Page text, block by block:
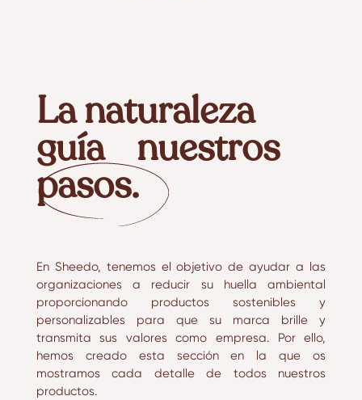
La naturaleza
guía nuestros
pasos.
En Sheedo, tenemos el objetivo de ayudar a las
organizaciones a reducir su huella ambiental
proporcionando productos sostenibles y
personalizables para que su marca brille y
transmita sus valores como empresa. Por ello,
hemos creado esta sección en la que os
mostramos cada detalle de todos nuestros
productos.